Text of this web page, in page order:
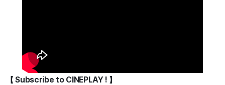
【 Subscribe to CINEPLAY ! 】